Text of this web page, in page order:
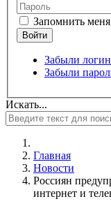
Запомнить меня
Забыли
Забыли
Искать...
Главная
Новости
Россиян
интернет и